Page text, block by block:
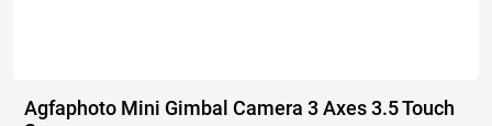
Agfaphoto Mini Gimbal Camera 3 Axes 3.5 Touch